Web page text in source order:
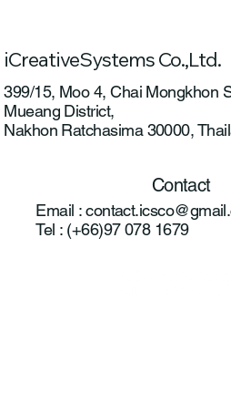
iCreativeSystems Co.,Ltd.
399/15, Moo 4, Chai Mongkhon
Mueang District,
Nakhon Ratchasima 30000,
Contact
Email :
Tel : (+66)97 078 1679